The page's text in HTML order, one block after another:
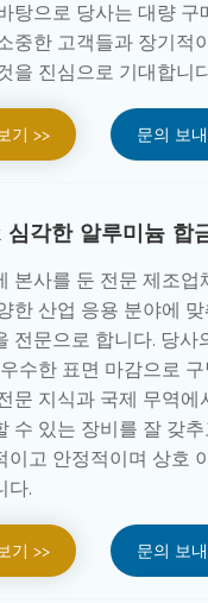
탕으로 당사는 대량 구
중한 고객들과 장기적
을 진심으로 기대합니
기 >> 문의 보
각한 알루미늄 합
본사를 둔 전문 제조
한 산업 응용 분야에
전문으로 합니다. 당사
수한 표면 마감으로
문 지식과 국제 무역
수 있는 장비를 잘 갖
이고 안정적이며 상호
다.
기 >> 문의 보